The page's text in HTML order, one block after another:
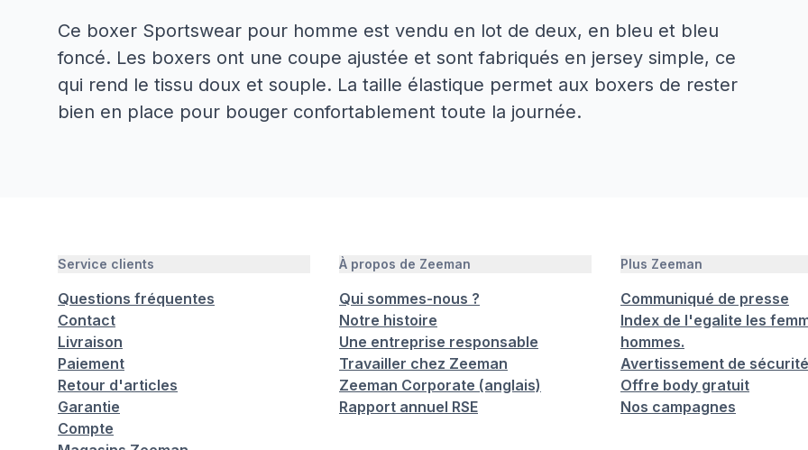
Ce boxer Sportswear pour homme est vendu en lot de deux, en bleu et bleu
foncé. Les boxers ont une coupe ajustée et sont fabriqués en jersey simple, ce
qui rend le tissu doux et souple. La taille élastique permet aux boxers de rester
bien en place pour bouger confortablement toute la journée.
Service clients
Questions fréquentes
Contact
Livraison
Paiement
Retour d'articles
Garantie
Compte
À propos de Zeeman
Qui sommes-nous ?
Notre histoire
Une entreprise responsable
Travailler chez Zeeman
Zeeman Corporate (anglais)
Rapport annuel RSE
Plus Zeeman
Communiqué de presse
Index de l'egalite les
hommes.
Avertissement de sécurité
Offre body gratuit
Nos campagnes